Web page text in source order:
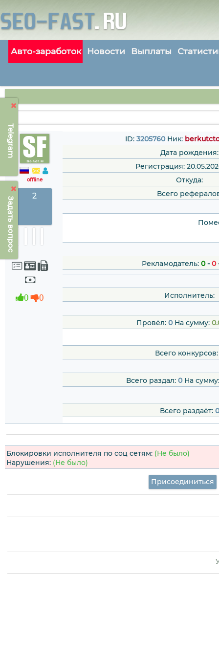
Telegram
Задать вопрос
Авто-заработок Новости Выплаты
offline
2
0 0
ID: 3205760Ник:
Дата рождения:
Регистрация:
Откуда:
Всего
Рекламодатель: 0-0
Исполнитель:
Провёл: 0На сумму:
Всего
Всего раздал: 0На
Всего раздаёт: 0
Блокировки исполнителя по соц сетям: (Не было)
Нарушения: (Не было)
Присоединиться